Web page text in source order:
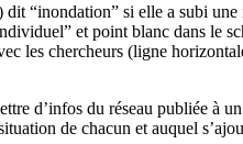
“inondation” si elle a subi
et point blanc dans le
les chercheurs (ligne
d’infos du réseau publiée
de chacun et auquel